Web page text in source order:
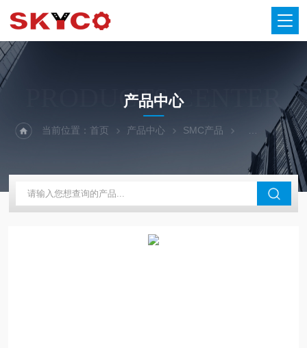
PRODUCTS CENTER
产品中心
当前位置：首页 产品中心 SMC产品 SMC传感器